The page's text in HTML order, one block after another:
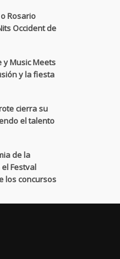
Rosario
Occident de
y Music Meets
y la fiesta
cierra su
el talento
de la
Festval
los concursos